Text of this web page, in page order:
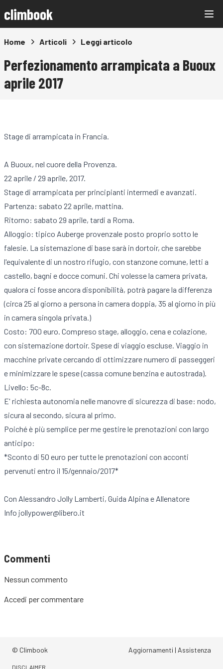
climbook
Home Articoli Leggi articolo
Perfezionamento arrampicata a Buoux
aprile 2017
Stage di arrampicata in Francia.
A Buoux, nel cuore della Provenza.
22 aprile / 29 aprile, 2017.
Stage di arrampicata per principianti intermedi e avanzati.
Partenza: sabato 22 aprile, mattina.
Ritorno: sabato 29 aprile, tardi a Roma.
Alloggio: tipico Auberge provenzale posto proprio sotto le
falesie. La sistemazione di base sarà in dortoir, che sarebbe
l'equivalente di un nostro rifugio, con stanzone comune, letti a
castello, bagni e docce comuni. Chi volesse la camera privata,
qualora ci fosse ancora disponibilità, potrà pagare la differenza
(circa 25 al giorno a persona in camera doppia, 35 al giorno in più
in camera singola privata.)
Costo: 700 euro. Compreso stage, alloggio, cena e colazione,
con sistemazione dortoir. Spese di viaggio escluse. Viaggio in
macchine private cercando di ottimizzare numero di passeggeri
e minimizzare le spese (cassa comune benzina e autostrada).
Livello: 5c-8c.
E' richiesta autonomia nelle manovre di sicurezza di base: nodo,
sicura al secondo, sicura al primo.
Poiché è più semplice per me gestire le prenotazioni con largo
anticipo:
*Sconto di 50 euro per tutte le prenotazioni con acconti
pervenuti entro il 15/gennaio/2017*
Con Alessandro Jolly Lamberti, Guida Alpina e Allenatore
Info jollypower@libero.it
Commenti
Nessun commento
Accedi per commentare
© Climbook Aggiornamenti | Assistenza
DISCLAIMER